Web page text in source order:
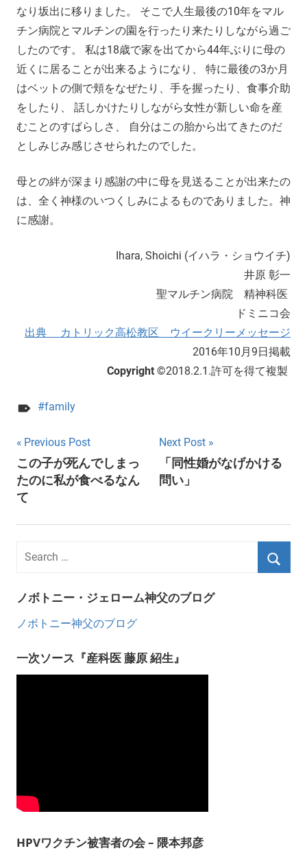
なり坂出に移りました。 そこで人生最後の10年をマル
チン病院とマルチンの園を行ったり来たりしながら過ご
したのです。 私は18歳で家を出てから44年ぶりに母の
近くに居ることが出来るようになり、 特に最後の3か月
はベットの側で頬をなぜたり、手を握ったり、食事介助
をしたり、 話しかけたりしながら女性が新しい命を産
むことのすばらしさ、 自分はこの胎から出てきたのだ
としみじみ感じさせられたのでした。
母との絆が深まり感謝の中に母を見送ることが出来たの
は、全く神様のいつくしみによるものでありました。神
に感謝。
Ihara, Shoichi (イハラ・ショウイチ)
井原 彰一
聖マルチン病院 精神科医
ドミニコ会
出典 カトリック高松教区 ウイークリーメッセージ
2016年10月9日掲載
Copyright ©2018.2.1.許可を得て複製
family
Post
navigation
Previous Post
この子が死んでしまっ
たのに私が食べるなん
て
Next Post
「同性婚がなげかける
問い」
ノボトニー・ジェローム神父のブログ
ノボトニー神父のブログ
一次ソース『産科医 藤原 紹生』
HPVワクチン被害者の会 – 隈本邦彦